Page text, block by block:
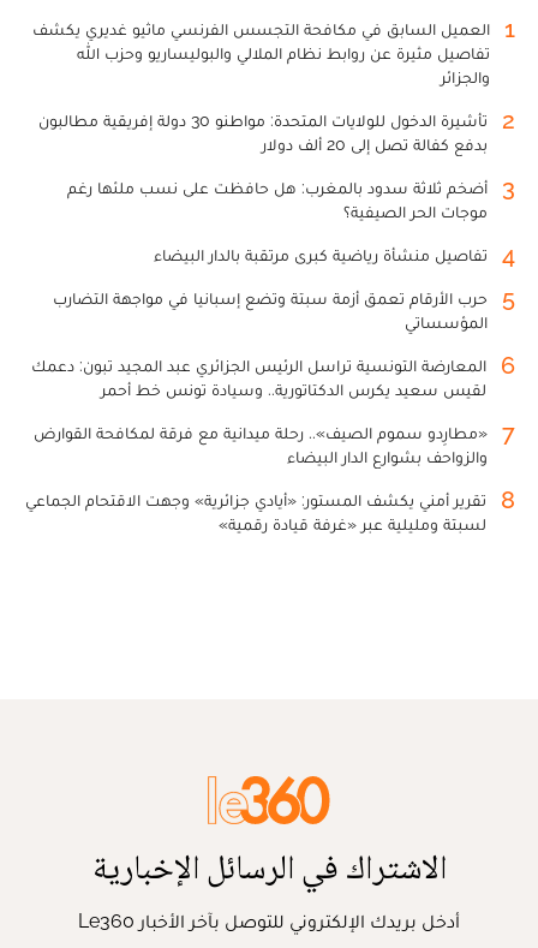
1
العميل السابق في مكافحة التجسس الفرنسي ماثيو غديري يكشف
تفاصيل مثيرة عن روابط نظام الملالي والبوليساريو وحزب الله
والجزائر
2
تأشيرة الدخول للولايات المتحدة: مواطنو 30 دولة إفريقية مطالبون
بدفع كفالة تصل إلى 20 ألف دولار
3
أضخم ثلاثة سدود بالمغرب: هل حافظت على نسب ملئها رغم
موجات الحر الصيفية؟
4 تفاصيل منشأة رياضية كبرى مرتقبة بالدار البيضاء
5
حرب الأرقام تعمق أزمة سبتة وتضع إسبانيا في مواجهة التضارب
المؤسساتي
6
المعارضة التونسية تراسل الرئيس الجزائري عبد المجيد تبون: دعمك
لقيس سعيد يكرس الدكتاتورية.. وسيادة تونس خط أحمر
7
«مطارِدو سموم الصيف».. رحلة ميدانية مع فرقة لمكافحة القوارض
والزواحف بشوارع الدار البيضاء
8
تقرير أمني يكشف المستور: «أيادي جزائرية» وجهت الاقتحام الجماعي
لسبتة ومليلية عبر «غرفة قيادة رقمية»
الاشتراك في الرسائل الإخبارية
أدخل بريدك الإلكتروني للتوصل بآخر الأخبار Le360